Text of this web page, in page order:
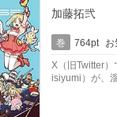
加藤拓弐
巻 764pt
お
X（旧Twitter
isiyumi）が、